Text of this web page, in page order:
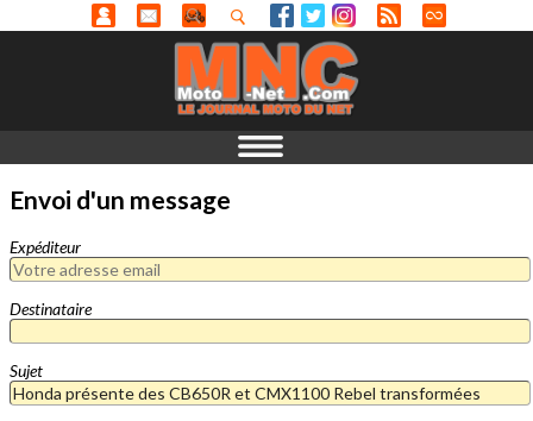
Envoi d'un message
Expéditeur
Destinataire
Sujet